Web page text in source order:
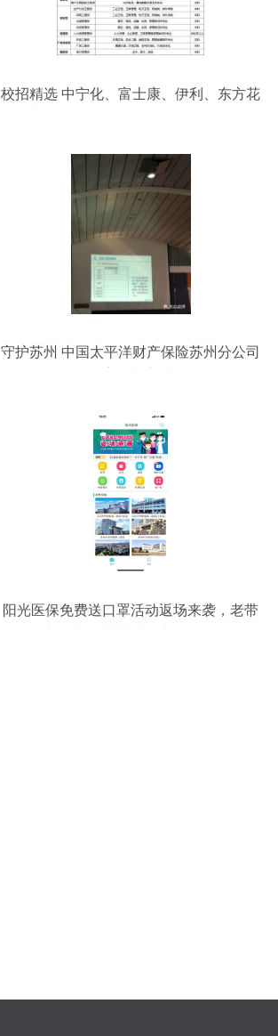
校招精选 中宁化、富士康、伊利、东方花
守护苏州 中国太平洋财产保险苏州分公司
阳光医保免费送口罩活动返场来袭，老带